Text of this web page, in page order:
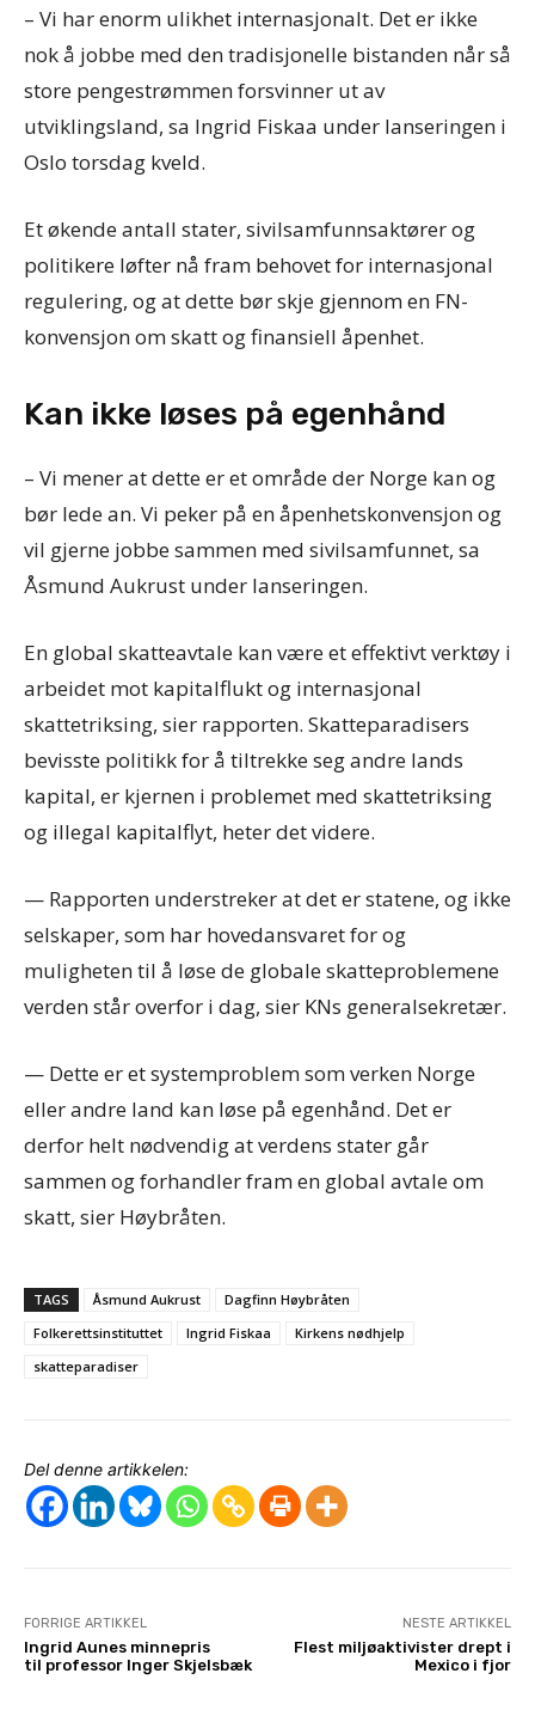
– Vi har enorm ulikhet internasjonalt. Det er ikke
nok å jobbe med den tradisjonelle bistanden når så
store pengestrømmen forsvinner ut av
utviklingsland, sa Ingrid Fiskaa under lanseringen i
Oslo torsdag kveld.
Et økende antall stater, sivilsamfunnsaktører og
politikere løfter nå fram behovet for internasjonal
regulering, og at dette bør skje gjennom en FN-
konvensjon om skatt og finansiell åpenhet.
Kan ikke løses på egenhånd
– Vi mener at dette er et område der Norge kan og
bør lede an. Vi peker på en åpenhetskonvensjon og
vil gjerne jobbe sammen med sivilsamfunnet, sa
Åsmund Aukrust under lanseringen.
En global skatteavtale kan være et effektivt verktøy i
arbeidet mot kapitalflukt og internasjonal
skattetriksing, sier rapporten. Skatteparadisers
bevisste politikk for å tiltrekke seg andre lands
kapital, er kjernen i problemet med skattetriksing
og illegal kapitalflyt, heter det videre.
— Rapporten understreker at det er statene, og ikke
selskaper, som har hovedansvaret for og
muligheten til å løse de globale skatteproblemene
verden står overfor i dag, sier KNs generalsekretær.
— Dette er et systemproblem som verken Norge
eller andre land kan løse på egenhånd. Det er
derfor helt nødvendig at verdens stater går
sammen og forhandler fram en global avtale om
skatt, sier Høybråten.
TAGS Åsmund Aukrust
Dagfinn Høybråten
Folkerettsinstituttet
Ingrid Fiskaa
Kirkens nødhjelp
skatteparadiser
Del denne artikkelen:
FORRIGE ARTIKKEL
Ingrid Aunes minnepris
til professor Inger Skjelsbæk
NESTE ARTIKKEL
Flest miljøaktivister drept i
Mexico i fjor